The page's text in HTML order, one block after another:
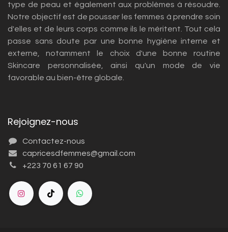
type de peau et également aux problèmes à résoudre.
Notre objectif est de pousser les femmes à prendre soin
d'elles et de leurs corps comme ils le méritent. Tout cela
passe sans doute par une bonne hygiène interne et
externe, notamment le choix d'une bonne routine
Skincare personnalisée, ainsi qu'un mode de vie
favorable au bien-être globale.
Rejoignez-nous
Contactez-nous
capricesdfemmes@gmail.com
+223 70 61 67 90